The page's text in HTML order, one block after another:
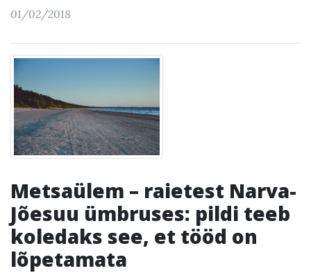
01/02/2018
Metsaülem – raietest Narva-
Jõesuu ümbruses: pildi teeb
koledaks see, et tööd on
lõpetamata